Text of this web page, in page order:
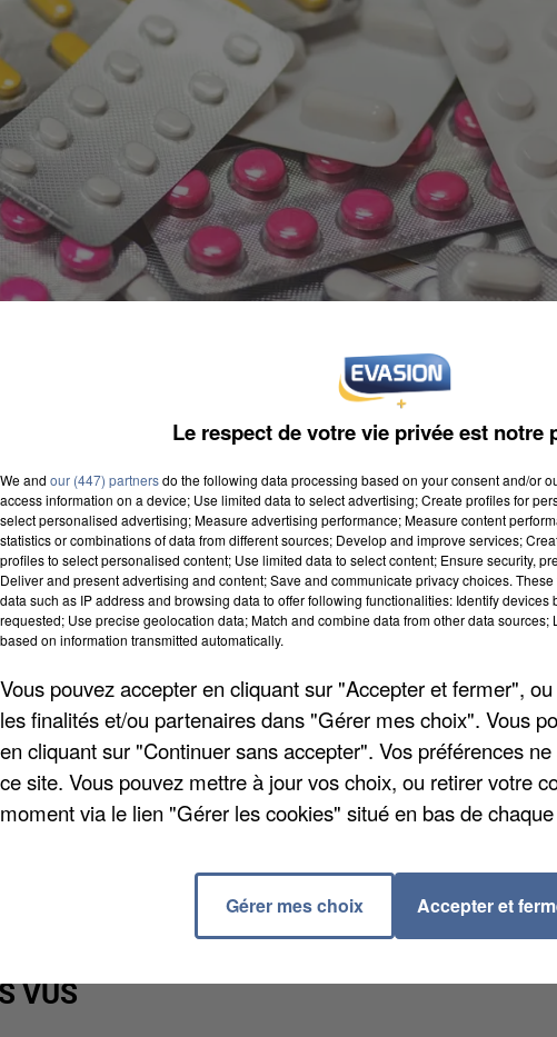
de logistique de Chanteloup-en-Brie, mis en
détourné pour près de 2,5 millions d’euros de
cet entrepôt. Des vols à répétition de cartons
Ils ont été licenciés le mois dernier et se trouvent
de quitter le territoire. L’enquête se poursuit.
VUS
Le respect de votre vie privée est notre
We and our (447) partnersdo the following data processing based on your consent and/or
access information on a device; Use limited data to select advertising; Create profiles for
select personalised advertising; Measure advertising performance; Measure content
statistics or combinations of data from different sources; Develop and improve services;
profiles to select personalised content; Use limited data to select content; Ensure security,
Deliver and present advertising and content; Save and communicate privacy choices.
data such as IP address and browsing data to offer following functionalities: Identify devices
requested; Use precise geolocation data; Match and combine data from other data
based on information transmitted automatically.
Vous pouvez accepter en cliquant sur "Accepter et fermer",
les finalités et/ou partenaires dans "Gérer mes choix". Vous
en cliquant sur "Continuer sans accepter". Vos préférences
ce site. Vous pouvez mettre à jour vos choix, ou retirer votre
moment via le lien "Gérer les cookies" situé en bas de
Gérer mes choix Accepter et